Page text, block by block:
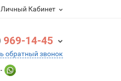
Личный Кабинет
969-14-45
обратный звонок